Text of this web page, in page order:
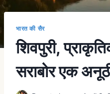
भारत की सैर
शिवपुरी,
सराबोर एक